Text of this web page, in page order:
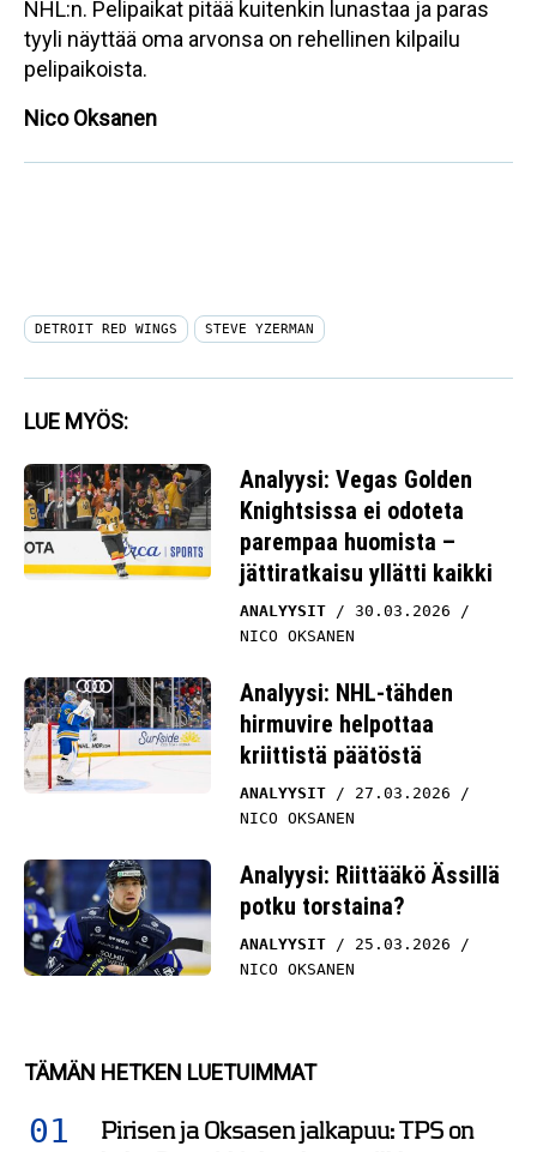
NHL:n. Pelipaikat pitää kuitenkin lunastaa ja paras
tyyli näyttää oma arvonsa on rehellinen kilpailu
pelipaikoista.
Nico Oksanen
DETROIT RED WINGS STEVE YZERMAN
LUE MYÖS:
Analyysi: Vegas Golden
Knightsissa ei odoteta
parempaa huomista –
jättiratkaisu yllätti kaikki
ANALYYSIT
30.03.2026
NICO OKSANEN
Analyysi: NHL-tähden
hirmuvire helpottaa
kriittistä päätöstä
ANALYYSIT
27.03.2026
NICO OKSANEN
Analyysi: Riittääkö Ässillä
potku torstaina?
ANALYYSIT
25.03.2026
NICO OKSANEN
TÄMÄN HETKEN LUETUIMMAT
Pirisen ja Oksasen jalkapuu: TPS on